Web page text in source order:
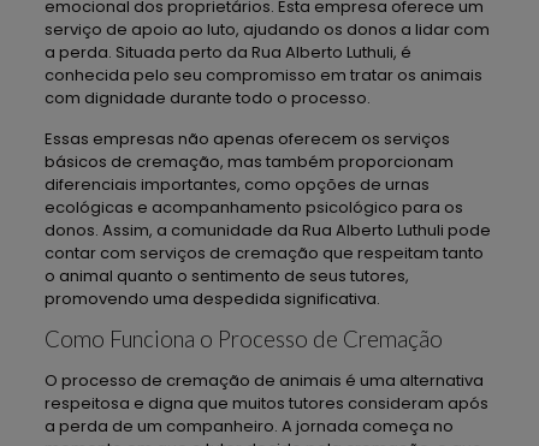
emocional dos proprietários. Esta empresa oferece um
serviço de apoio ao luto, ajudando os donos a lidar com
a perda. Situada perto da Rua Alberto Luthuli, é
conhecida pelo seu compromisso em tratar os animais
com dignidade durante todo o processo.
Essas empresas não apenas oferecem os serviços
básicos de cremação, mas também proporcionam
diferenciais importantes, como opções de urnas
ecológicas e acompanhamento psicológico para os
donos. Assim, a comunidade da Rua Alberto Luthuli pode
contar com serviços de cremação que respeitam tanto
o animal quanto o sentimento de seus tutores,
promovendo uma despedida significativa.
Como Funciona o Processo de Cremação
O processo de cremação de animais é uma alternativa
respeitosa e digna que muitos tutores consideram após
a perda de um companheiro. A jornada começa no